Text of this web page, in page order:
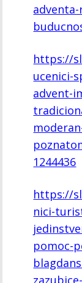
https://
ucenici-
advent-
1244436
https://
nici-
pomoc-